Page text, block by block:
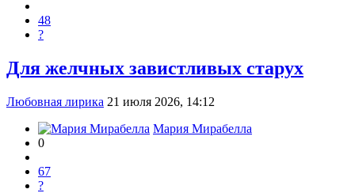
48
?
Для желчных завистливых старух
Любовная лирика 21 июля 2026, 14:12
Мария Мирабелла
0
67
?